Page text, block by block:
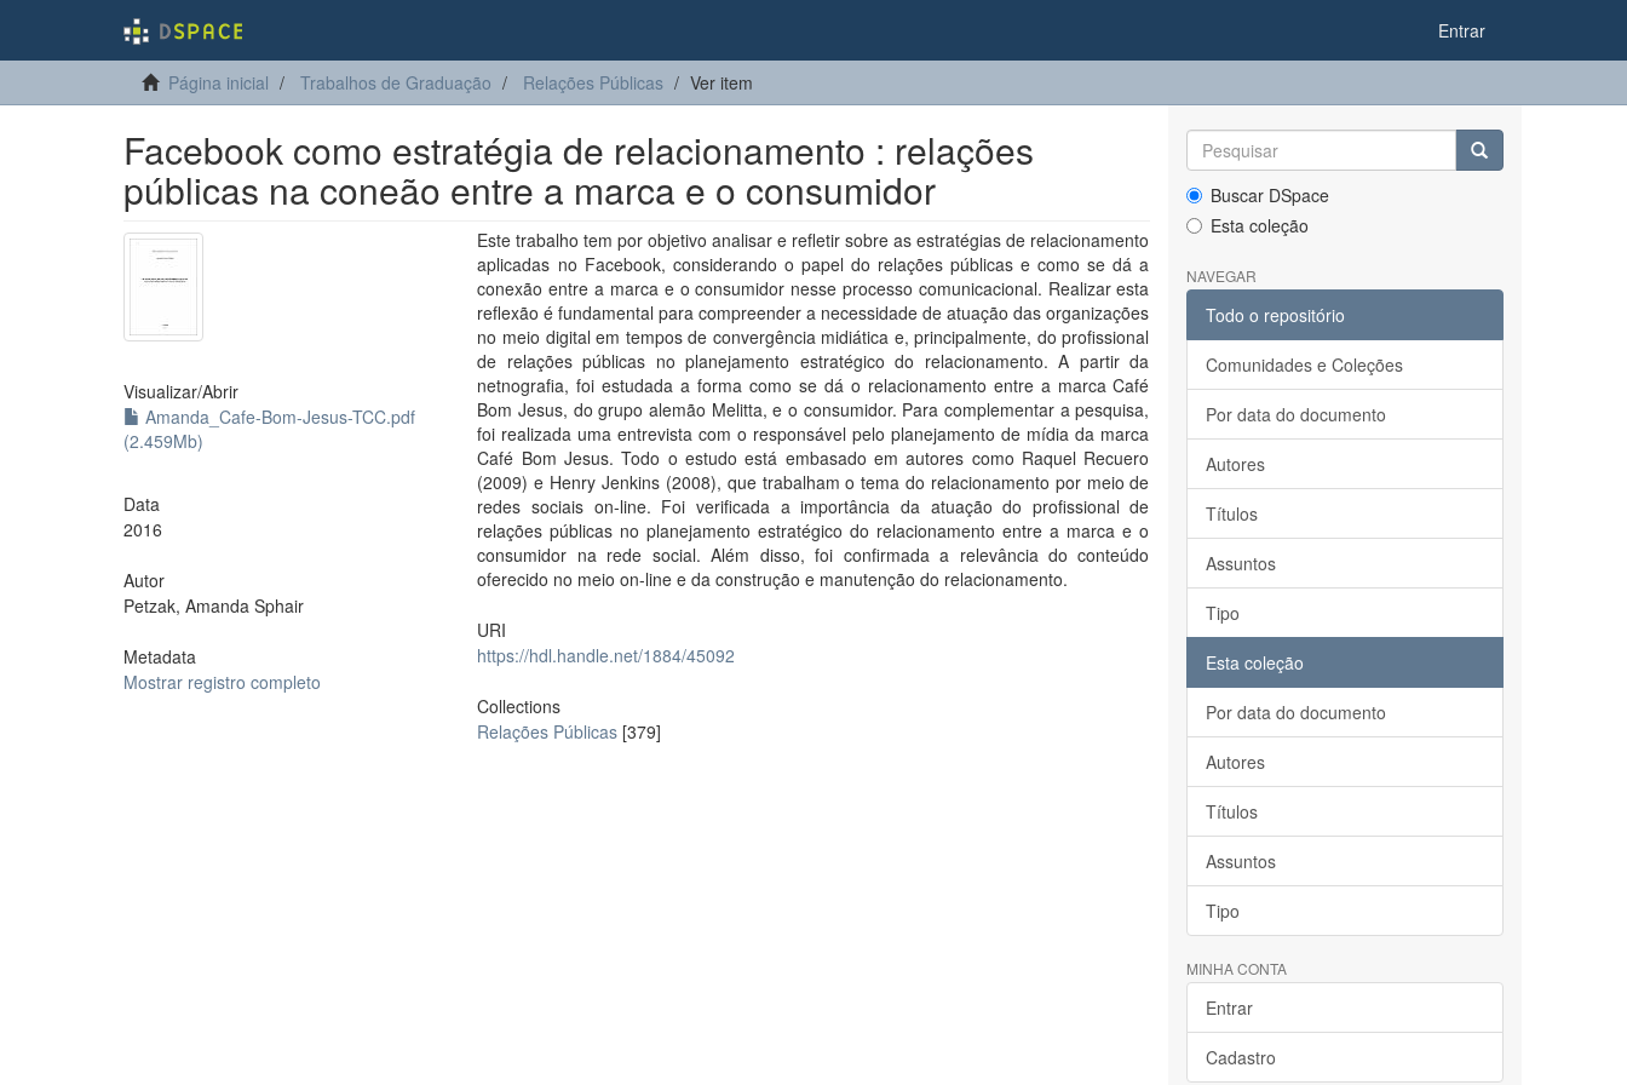
Entrar
Página inicial Trabalhos de Graduação Relações Públicas Ver item
Facebook como estratégia de relacionamento : relações
públicas na coneão entre a marca e o consumidor
Visualizar/Abrir
Amanda_Cafe-Bom-Jesus-TCC.pdf
(2.459Mb)
Data
2016
Autor
Petzak, Amanda Sphair
Metadata
Mostrar registro completo
Este trabalho tem por objetivo analisar e refletir sobre as estratégias de relacionamento
aplicadas no Facebook, considerando o papel do relações públicas e como se dá a
conexão entre a marca e o consumidor nesse processo comunicacional. Realizar esta
reflexão é fundamental para compreender a necessidade de atuação das organizações
no meio digital em tempos de convergência midiática e, principalmente, do profissional
de relações públicas no planejamento estratégico do relacionamento. A partir da
netnografia, foi estudada a forma como se dá o relacionamento entre a marca Café
Bom Jesus, do grupo alemão Melitta, e o consumidor. Para complementar a pesquisa,
foi realizada uma entrevista com o responsável pelo planejamento de mídia da marca
Café Bom Jesus. Todo o estudo está embasado em autores como Raquel Recuero
(2009) e Henry Jenkins (2008), que trabalham o tema do relacionamento por meio de
redes sociais on-line. Foi verificada a importância da atuação do profissional de
relações públicas no planejamento estratégico do relacionamento entre a marca e o
consumidor na rede social. Além disso, foi confirmada a relevância do conteúdo
oferecido no meio on-line e da construção e manutenção do relacionamento.
URI
https://hdl.handle.net/1884/45092
Collections
Relações Públicas [379]
Buscar DSpace
Esta coleção
NAVEGAR
Todo o repositório
Comunidades e Coleções
Por data do documento
Autores
Títulos
Assuntos
Tipo
Esta coleção
Por data do documento
Autores
Títulos
Assuntos
Tipo
MINHA CONTA
Entrar
Cadastro